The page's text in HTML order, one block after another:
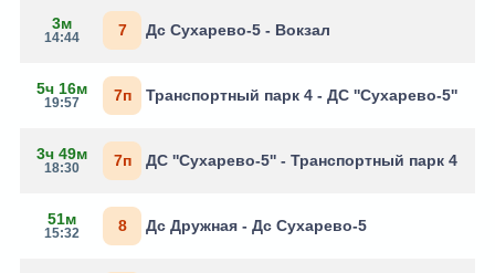
3м
14:44 7 Дс Сухарево-5 - Вокзал
5ч 16м
19:57 7п Транспортный парк 4 - ДС ''Сухарево-5''
3ч 49м
18:30 7п ДС ''Сухарево-5'' - Транспортный парк 4
51м
15:32 8 Дс Дружная - Дс Сухарево-5